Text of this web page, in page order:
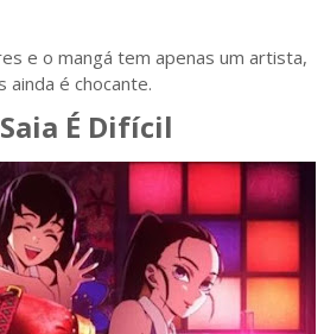
e o mangá tem apenas um artista,
ainda é chocante.
É Difícil